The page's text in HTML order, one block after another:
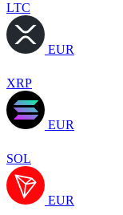
LTC
EUR
XRP
EUR
SOL
EUR